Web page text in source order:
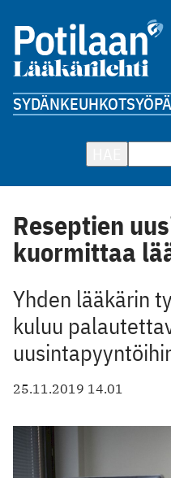
SYDÄNKEUHKOTSYÖPÄ
Reseptien
kuormittaa
Yhden lääkärin
kuluu
25.11.2019 14.01